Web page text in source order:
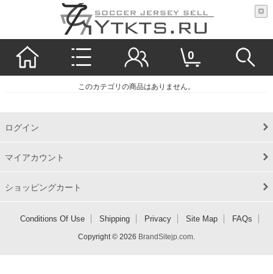
0
このカテゴリの商品はありません。
ログイン
マイアカウント
ショッピングカート
Conditions Of Use Shipping Privacy Site Map FAQs
Copyright © 2026 BrandSitejp.com.